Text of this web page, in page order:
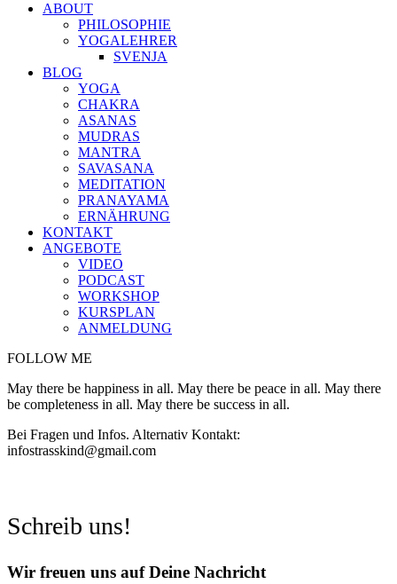
ABOUT
PHILOSOPHIE
YOGALEHRER
SVENJA
BLOG
YOGA
CHAKRA
ASANAS
MUDRAS
MANTRA
SAVASANA
MEDITATION
PRANAYAMA
ERNÄHRUNG
KONTAKT
ANGEBOTE
VIDEO
PODCAST
WORKSHOP
KURSPLAN
ANMELDUNG
FOLLOW ME
May there be happiness in all. May there be peace in all. May there
be completeness in all. May there be success in all.
Bei Fragen und Infos. Alternativ Kontakt:
infostrasskind@gmail.com
Schreib uns!
Wir freuen uns auf Deine Nachricht